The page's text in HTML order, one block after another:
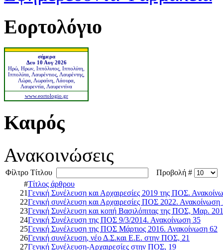
Εορτολόγιο
σήμερα
Δευ 10 Αυγ 2026
Ηρώ, Ηρων, Ιππόλυτος, Ιππολύτη,
Ιππολύτα, Λαυρέντιος, Λαυρέντης,
Λώρα, Λωραίνη, Λάουρα,
Λαυρεντία, Λαυρεντίνα
www.eortologio.gr
Καιρός
Ανακοινώσεις
Φίλτρο Τίτλου
Προβολή #
#Τίτλος άρθρου
21Γενική Συνέλευση και Αρχαιρεσίες 2019 της ΠΟΣ.
22Γενική συνέλευση και Αρχαιρεσίες ΠΟΣ 2022. Ανακοίνωση
23Γενική Συνέλευση και κοπή Βασιλόπιτας της ΠΟΣ, Μαρ.
24Γενική Συνέλευση της ΠΟΣ 9/3/2014. Ανακοίνωση 35
25Γενική Συνέλευση της ΠΟΣ Μάρτιος 2016. Ανακοίνωση 62
26Γενική συνέλευση, νέο Δ.Σ.και Ε.Ε. στην ΠΟΣ, 21
27Γενική Συνέλευση-Αρχαιρεσίες στην ΠΟΣ, 19